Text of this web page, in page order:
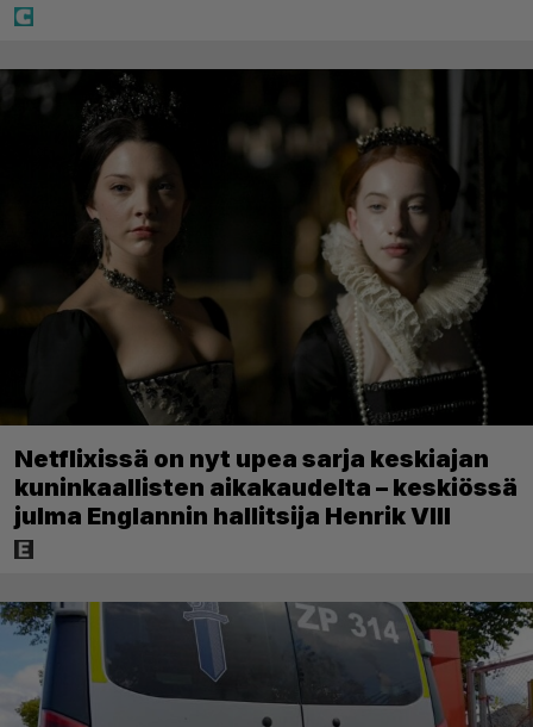
Netflixissä on nyt upea sarja keskiajan
kuninkaallisten aikakaudelta – keskiössä
julma Englannin hallitsija Henrik VIII